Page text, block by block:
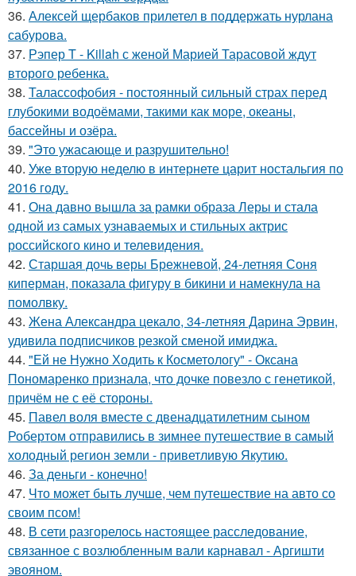
36. Алексей щербаков прилетел в поддержать нурлана
сабурова.
37. Рэпер T - Killah с женой Марией Тарасовой ждут
второго ребенка.
38. Талассофобия - постоянный сильный страх перед
глубокими водоёмами, такими как море, океаны,
бассейны и озёра.
39. "Это ужасающе и разрушительно!
40. Уже вторую неделю в интернете царит ностальгия по
2016 году.
41. Она давно вышла за рамки образа Леры и стала
одной из самых узнаваемых и стильных актрис
российского кино и телевидения.
42. Старшая дочь веры Брежневой, 24-летняя Соня
киперман, показала фигуру в бикини и намекнула на
помолвку.
43. Жена Александра цекало, 34-летняя Дарина Эрвин,
удивила подписчиков резкой сменой имиджа.
44. "Ей не Нужно Ходить к Косметологу" - Оксана
Пономаренко признала, что дочке повезло с генетикой,
причём не с её стороны.
45. Павел воля вместе с двенадцатилетним сыном
Робертом отправились в зимнее путешествие в самый
холодный регион земли - приветливую Якутию.
46. За деньги - конечно!
47. Что может быть лучше, чем путешествие на авто со
своим псом!
48. В сети разгорелось настоящее расследование,
связанное с возлюбленным вали карнавал - Аргишти
эвояном.